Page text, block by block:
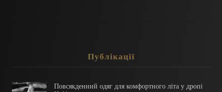
Публікації
Повсякденний одяг для комфортного літа у дропі